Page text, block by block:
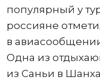
популярный у
россияне
в
Одна из
из Саньи в